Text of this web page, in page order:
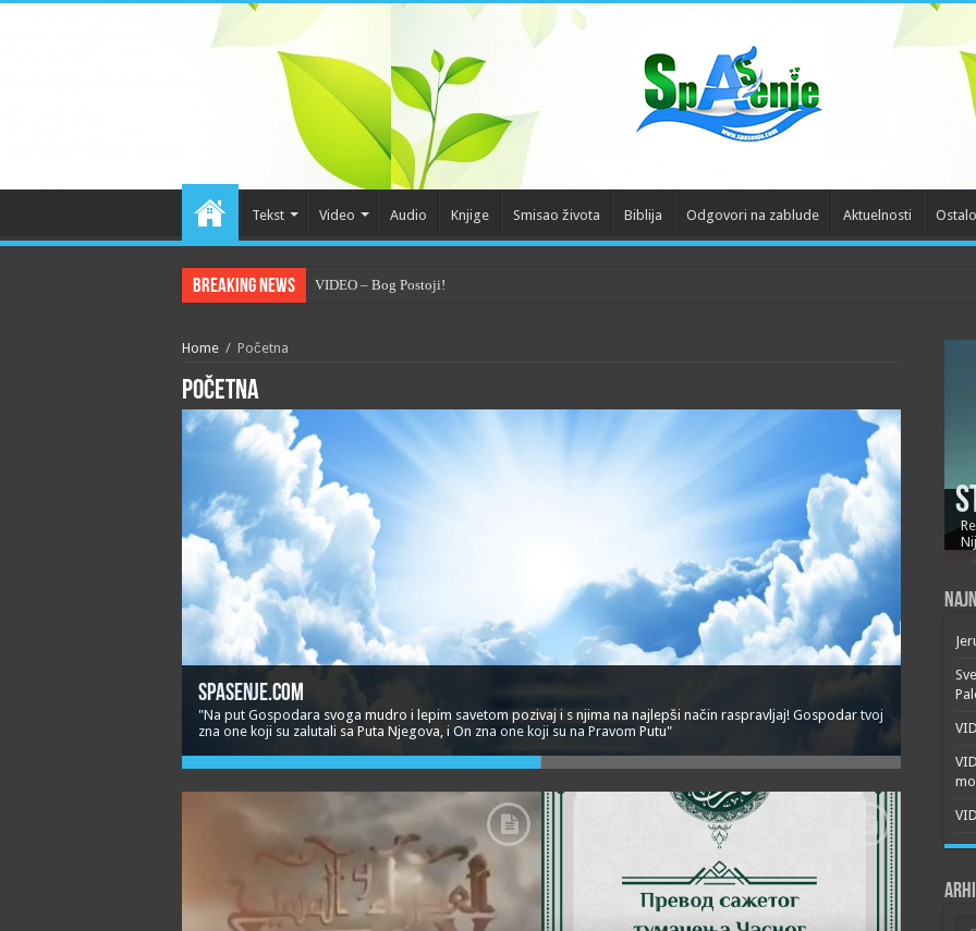
Tekst Video Audio Knjige Smisao života Biblija Odgovori na zablude Aktuelnosti Ostalo
Breaking News VIDEO – Bog Postoji!
Home / Početna
Početna
spasenje.com
"Na put Gospodara svoga mudro i lepim savetom pozivaj i s njima na najlepši način raspravljaj! Gospodar tvoj
zna one koji su zalutali sa Puta Njegova, i On zna one koji su na Pravom Putu"